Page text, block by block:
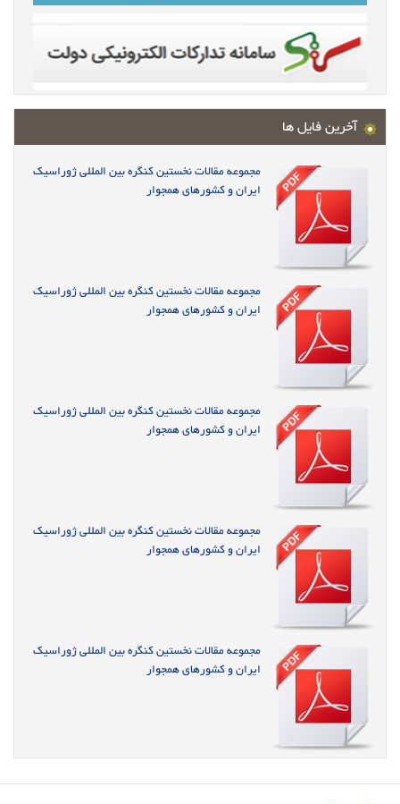
آخرین فایل ها
مجموعه مقالات نخستین کنگره بین المللی ژوراسیک
ایران و کشورهای همجوار
مجموعه مقالات نخستین کنگره بین المللی ژوراسیک
ایران و کشورهای همجوار
مجموعه مقالات نخستین کنگره بین المللی ژوراسیک
ایران و کشورهای همجوار
مجموعه مقالات نخستین کنگره بین المللی ژوراسیک
ایران و کشورهای همجوار
مجموعه مقالات نخستین کنگره بین المللی ژوراسیک
ایران و کشورهای همجوار